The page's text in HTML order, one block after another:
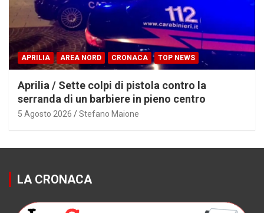
APRILIA AREA NORD CRONACA TOP NEWS
Aprilia / Sette colpi di pistola contro la
serranda di un barbiere in pieno centro
5 Agosto 2026 Stefano Maione
LA CRONACA